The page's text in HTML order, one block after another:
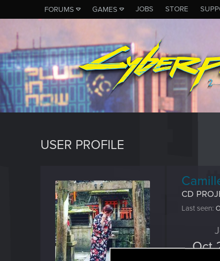
FORUMS GAMES JOBS STORE
USER PROFILE
CD
Last seen
Oct